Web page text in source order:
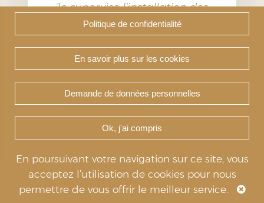
Je supervise l’installation des
nouveaux matériels, et
organise les formations
nécessaires à leur bonne
utilisation.
Cédric, Responsable Services généraux &
Restauration
Politique de confidentialité
En savoir plus sur les cookies
Demande de données personnelles
Ok, j'ai compris
En poursuivant votre navigation sur ce site, vous
acceptez l’utilisation de cookies pour nous
permettre de vous offrir le meilleur service.